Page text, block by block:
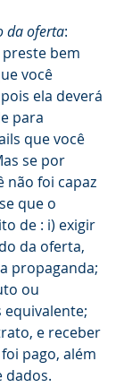
da oferta:
preste bem
você
ela deverá
para
que você
se por
não foi capaz
que o
de : i) exigir
da oferta,
propaganda;
ou
equivalente;
e receber
pago, além
dados.